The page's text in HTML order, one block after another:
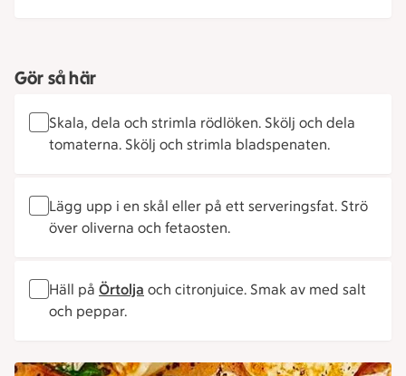
Gör så här
Skala, dela och strimla rödlöken. Skölj och dela
tomaterna. Skölj och strimla bladspenaten.
Lägg upp i en skål eller på ett serveringsfat. Strö
över oliverna och fetaosten.
Häll på Örtolja och citronjuice. Smak av med salt
och peppar.